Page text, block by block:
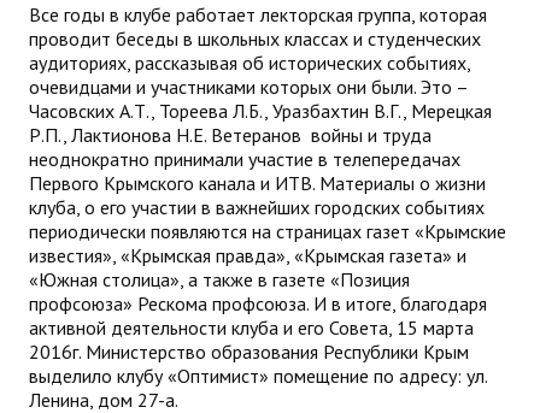
Все годы в клубе работает лекторская группа, которая
проводит беседы в школьных классах и студенческих
аудиториях, рассказывая об исторических событиях,
очевидцами и участниками которых они были. Это –
Часовских А.Т., Тореева Л.Б., Уразбахтин В.Г., Мерецкая
Р.П., Лактионова Н.Е. Ветеранов войны и труда
неоднократно принимали участие в телепередачах
Первого Крымского канала и ИТВ. Материалы о жизни
клуба, о его участии в важнейших городских событиях
периодически появляются на страницах газет «Крымские
известия», «Крымская правда», «Крымская газета» и
«Южная столица», а также в газете «Позиция
профсоюза» Рескома профсоюза. И в итоге, благодаря
активной деятельности клуба и его Совета, 15 марта
2016г. Министерство образования Республики Крым
выделило клубу «Оптимист» помещение по адресу: ул.
Ленина, дом 27-а.